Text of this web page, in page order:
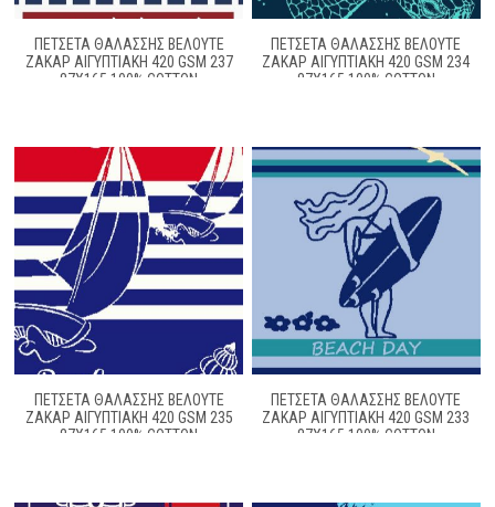
ΠΕΤΣΈΤΑ ΘΑΛΆΣΣΗΣ ΒΕΛΟΥΤΈ
ΖΑΚΆΡ ΑΙΓΥΠΤΙΑΚΉ 420 GSM 237
87X165 100% COTTON
ΠΕΤΣΈΤΑ ΘΑΛΆΣΣΗΣ ΒΕΛΟΥΤΈ
ΖΑΚΆΡ ΑΙΓΥΠΤΙΑΚΉ 420 GSM 234
87X165 100% COTTON
ΠΕΤΣΈΤΑ ΘΑΛΆΣΣΗΣ ΒΕΛΟΥΤΈ
ΖΑΚΆΡ ΑΙΓΥΠΤΙΑΚΉ 420 GSM 235
87X165 100% COTTON
ΠΕΤΣΈΤΑ ΘΑΛΆΣΣΗΣ ΒΕΛΟΥΤΈ
ΖΑΚΆΡ ΑΙΓΥΠΤΙΑΚΉ 420 GSM 233
87X165 100% COTTON